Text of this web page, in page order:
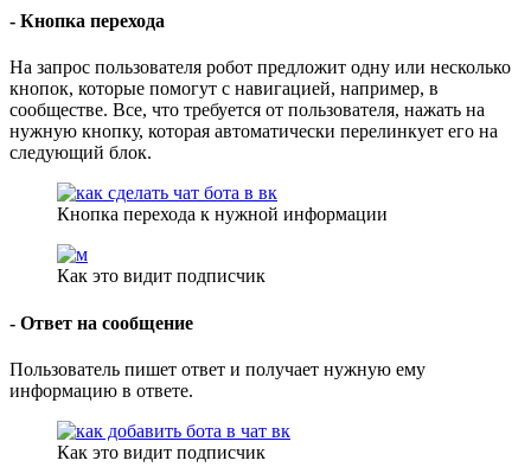
- Кнопка перехода
На запрос пользователя робот предложит одну или несколько
кнопок, которые помогут с навигацией, например, в
сообществе. Все, что требуется от пользователя, нажать на
нужную кнопку, которая автоматически перелинкует его на
следующий блок.
Кнопка перехода к нужной информации
Как это видит подписчик
- Ответ на сообщение
Пользователь пишет ответ и получает нужную ему
информацию в ответе.
Как это видит подписчик